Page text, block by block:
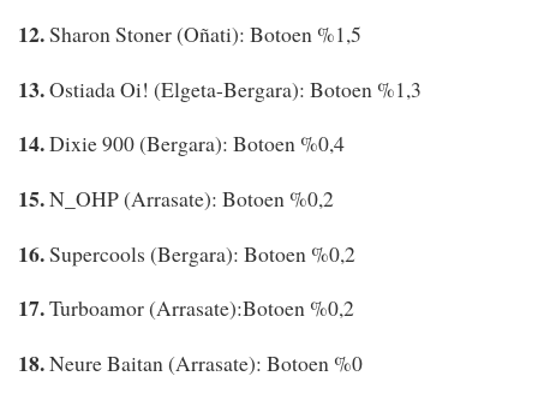
12.Sharon Stoner (Oñati): Botoen %1,5
13.Ostiada Oi! (Elgeta-Bergara): Botoen %1,3
14.Dixie 900 (Bergara): Botoen %0,4
15.N_OHP (Arrasate): Botoen %0,2
16.Supercools (Bergara): Botoen %0,2
17.Turboamor (Arrasate):Botoen %0,2
18.Neure Baitan (Arrasate): Botoen %0